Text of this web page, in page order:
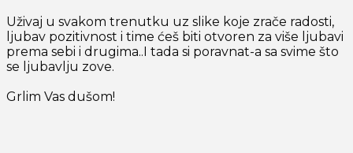
Uživaj u svakom trenutku uz slike koje zrače radosti,
ljubav pozitivnost i time ćeš biti otvoren za više ljubavi
prema sebi i drugima..I tada si poravnat-a sa svime što
se ljubavlju zove.
Grlim Vas dušom!